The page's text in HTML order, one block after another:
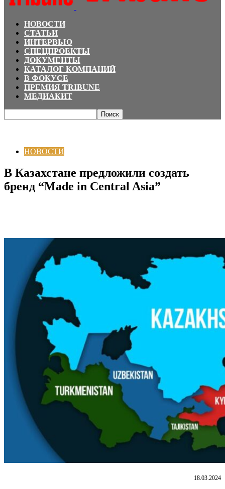
НОВОСТИ
СТАТЬИ
ИНТЕРВЬЮ
СПЕЦПРОЕКТЫ
ДОКУМЕНТЫ
КАТАЛОГ КОМПАНИЙ
В ФОКУСЕ
ПРЕМИЯ TRIBUNE
МЕДИАКИТ
НОВОСТИ
В Казахстане предложили создать
бренд “Made in Central Asia”
18.03.2024